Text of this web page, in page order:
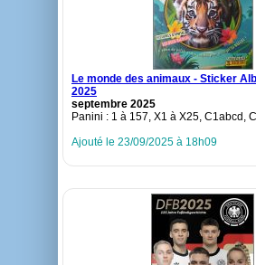
Le monde des animaux - Sticker
2025
septembre 2025
Panini : 1 à 157, X1 à X25, C1abcd,
Ajouté le 23/09/2025 à 18h09